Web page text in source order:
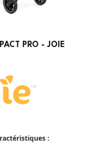
PRO - JOIE
: